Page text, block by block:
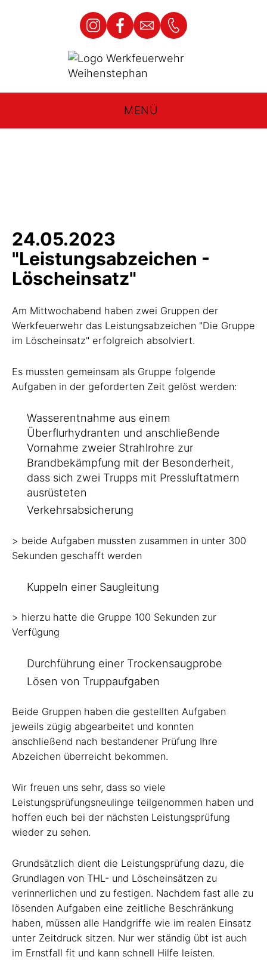
MENÜ
24.05.2023
"Leistungsabzeichen -
Löscheinsatz"
Am Mittwochabend haben zwei Gruppen der
Werkfeuerwehr das Leistungsabzeichen "Die Gruppe
im Löscheinsatz" erfolgreich absolviert.
Es mussten gemeinsam als Gruppe folgende
Aufgaben in der geforderten Zeit gelöst werden:
Wasserentnahme aus einem
Überflurhydranten und anschließende
Vornahme zweier Strahlrohre zur
Brandbekämpfung mit der Besonderheit,
dass sich zwei Trupps mit Pressluftatmern
ausrüsteten
Verkehrsabsicherung
> beide Aufgaben mussten zusammen in unter 300
Sekunden geschafft werden
Kuppeln einer Saugleitung
> hierzu hatte die Gruppe 100 Sekunden zur
Verfügung
Durchführung einer Trockensaugprobe
Lösen von Truppaufgaben
Beide Gruppen haben die gestellten Aufgaben
jeweils zügig abgearbeitet und konnten
anschließend nach bestandener Prüfung Ihre
Abzeichen überreicht bekommen.
Wir freuen uns sehr, dass so viele
Leistungsprüfungsneulinge teilgenommen haben und
hoffen euch bei der nächsten Leistungsprüfung
wieder zu sehen.
Grundsätzlich dient die Leistungsprüfung dazu, die
Grundlagen von THL- und Löscheinsätzen zu
verinnerlichen und zu festigen. Nachdem fast alle zu
lösenden Aufgaben eine zeitliche Beschränkung
haben, müssen alle Handgriffe wie im realen Einsatz
unter Zeitdruck sitzen. Nur wer ständig übt ist auch
im Ernstfall fit und kann schnell Hilfe leisten.